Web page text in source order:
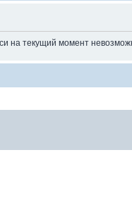
на текущий момент